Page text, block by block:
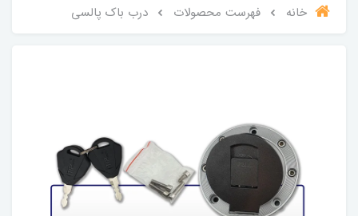
خانه فهرست محصولات درب باک پالسی